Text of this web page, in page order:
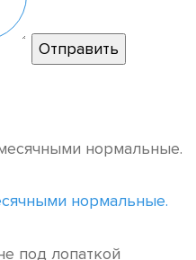
нормальные.